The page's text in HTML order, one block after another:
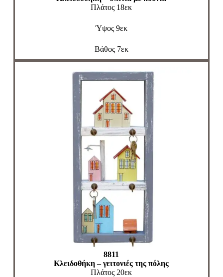
Πλάτος 18εκ
Ύψος 9εκ
Βάθος 7εκ
8811
Κλειδοθήκη – γειτονιές της πόλης
Πλάτος 20εκ